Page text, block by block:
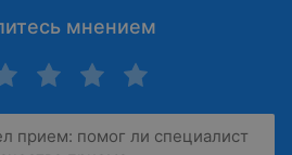
мнением